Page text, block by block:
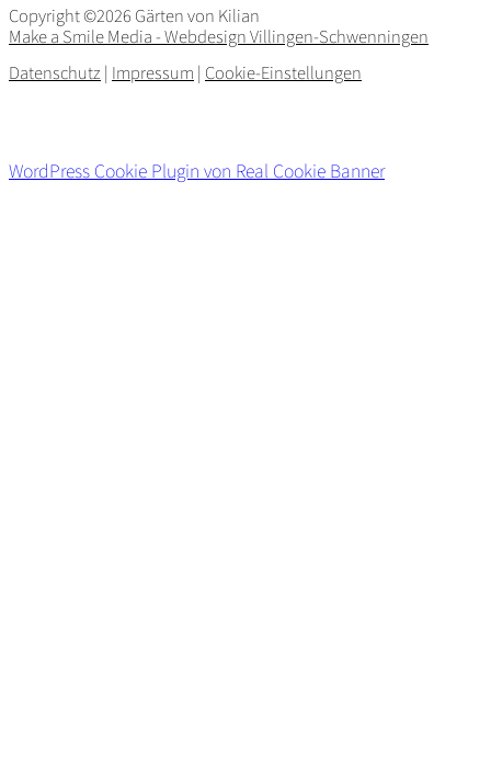
Copyright ©2026 Gärten von Kilian
Make a Smile Media - Webdesign Villingen-Schwenningen
Datenschutz | Impressum | Cookie-Einstellungen
WordPress Cookie Plugin von Real Cookie Banner